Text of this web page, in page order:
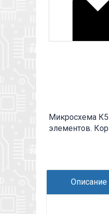
Микросхема
элементов.
Описание